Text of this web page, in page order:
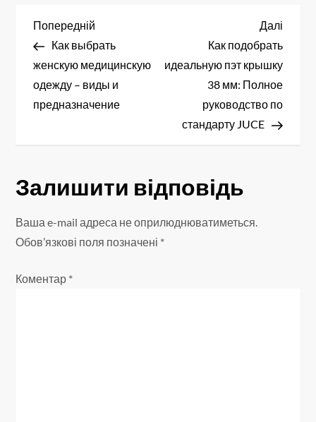
Н
а
в
а
ц
і
я
Попередній
запис
Попередній
Как выбрать
женскую медицинскую
одежду – виды и
предназначение
запис
Далі
Как подобрать
идеальную пэт крышку
38 мм: Полное
руководство по
стандарту JUCE
Залишити відповідь
Ваша e-mail адреса не оприлюднюватиметься.
Обов’язкові поля позначені *
Коментар *